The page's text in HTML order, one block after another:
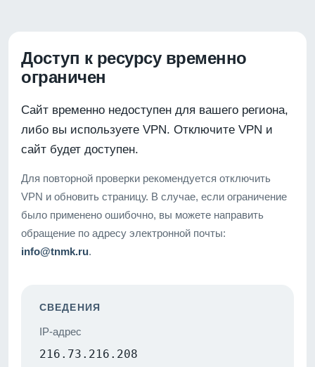
Доступ к ресурсу временно
ограничен
Сайт временно недоступен для вашего региона,
либо вы используете VPN. Отключите VPN и
сайт будет доступен.
Для повторной проверки рекомендуется отключить
VPN и обновить страницу. В случае, если ограничение
было применено ошибочно, вы можете направить
обращение по адресу электронной почты:
info@tnmk.ru.
СВЕДЕНИЯ
IP-адрес
216.73.216.208